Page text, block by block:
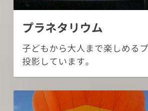
プラネタリウム
子どもから大人まで楽しめる
投影しています。